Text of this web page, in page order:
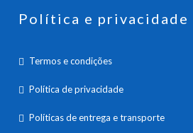
Política e privacidade
Termos e condições
Política de privacidade
Políticas de entrega e transporte